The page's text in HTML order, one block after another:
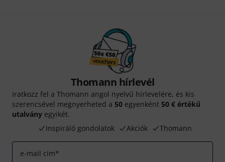
Thomann hírlevél
Iratkozz fel a Thomann angol nyelvű hírlevelére, és kis
szerencsével megnyerheted a 50 egyenként 50 € értékű
utalvány egyikét.
Inspiráló gondolatok
Akciók Thomann
e-mail cím*